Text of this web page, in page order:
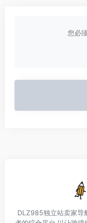
您必
DLZ985独立站卖家导